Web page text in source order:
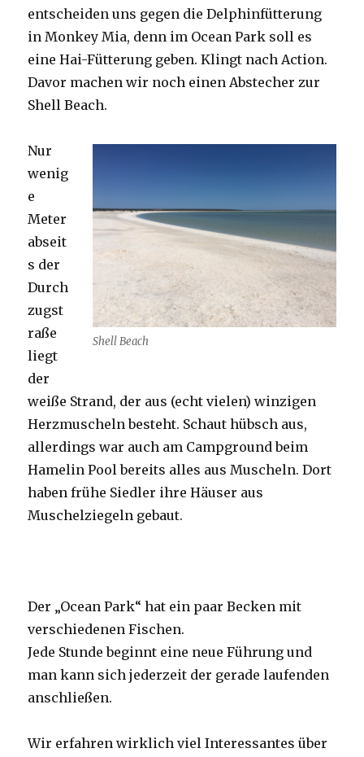
entscheiden uns gegen die Delphinfütterung
in Monkey Mia, denn im Ocean Park soll es
eine Hai-Fütterung geben. Klingt nach Action.
Davor machen wir noch einen Abstecher zur
Shell Beach.
Shell Beach
Nur
wenig
e
Meter
abseit
s der
Durch
zugst
raße
liegt
der
weiße Strand, der aus (echt vielen) winzigen
Herzmuscheln besteht. Schaut hübsch aus,
allerdings war auch am Campground beim
Hamelin Pool bereits alles aus Muscheln. Dort
haben frühe Siedler ihre Häuser aus
Muschelziegeln gebaut.
Der „Ocean Park“ hat ein paar Becken mit
verschiedenen Fischen.
Jede Stunde beginnt eine neue Führung und
man kann sich jederzeit der gerade laufenden
anschließen.
Wir erfahren wirklich viel Interessantes über